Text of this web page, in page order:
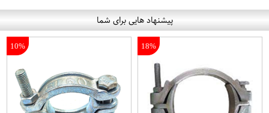
پیشنهاد هایی برای شما
18%
10%